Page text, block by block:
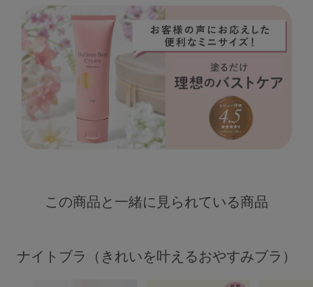
この商品と一緒に見られている商品
ナイトブラ（きれいを叶えるおやすみブラ）